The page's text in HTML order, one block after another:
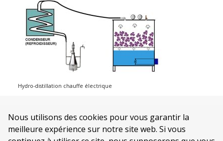
Nous utilisons des cookies pour vous garantir la
meilleure expérience sur notre site web. Si vous
Hydro-distillation chauffe électrique